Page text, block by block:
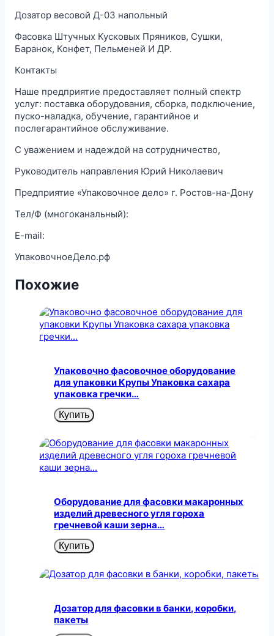
Дозатор весовой Д-03 напольный
Фасовка Штучных Кусковых Пряников, Сушки,
Баранок, Конфет, Пельменей И ДР.
Контакты
Наше предприятие предоставляет полный спектр
услуг: поставка оборудования, сборка, подключение,
пуско-наладка, обучение, гарантийное и
послегарантийное обслуживание.
С уважением и надеждой на сотрудничество,
Руководитель направления Юрий Николаевич
Предприятие «Упаковочное дело» г. Ростов-на-Дону
Тел/Ф (многоканальный):
E-mail:
УпаковочноеДело.рф
Похожие
Упаковочно фасовочное оборудование
для упаковки Крупы Упаковка сахара
упаковка гречки…
Купить
Оборудование для фасовки макаронных
изделий древесного угля гороха
гречневой каши зерна…
Купить
Дозатор для фасовки в банки, коробки,
пакеты